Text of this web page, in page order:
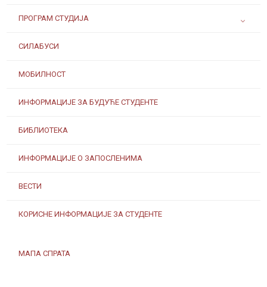
ПРОГРАМ СТУДИЈА
СИЛАБУСИ
МОБИЛНОСТ
ИНФОРМАЦИЈЕ ЗА БУДУЋЕ СТУДЕНТЕ
БИБЛИОТЕКА
ИНФОРМАЦИЈЕ О ЗАПОСЛЕНИМА
ВЕСТИ
КОРИСНЕ ИНФОРМАЦИЈЕ ЗА СТУДЕНТЕ
МАПА СПРАТА